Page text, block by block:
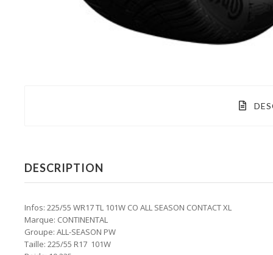
DESCRIPTION
Infos: 225/55 WR17 TL 101W CO ALL SEASON CONTACT XL
Marque: CONTINENTAL
Groupe: ALL-SEASON PW
Taille: 225/55 R17 101W